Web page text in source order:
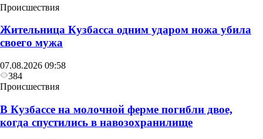
Происшествия
Жительница Кузбасса одним ударом ножа убила
своего мужа
07.08.2026 09:58
384
Происшествия
В Кузбассе на молочной ферме погибли двое,
когда спустились в навозохранилище